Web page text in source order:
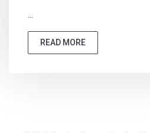
...
READ MORE